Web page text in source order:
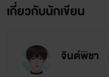
เกี่ยวกับนักเขียน
จินต์พิชา